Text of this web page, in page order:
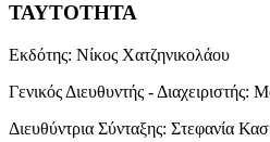
ΤΑΥΤΟΤΗΤΑ
Εκδότης: Νίκος Χατζηνικολάου
Γενικός Διευθυντής - Διαχειριστής:
Διευθύντρια Σύνταξης: Στεφανία